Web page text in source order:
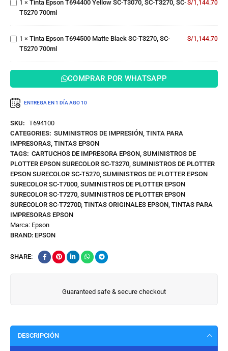
700ml
SC-
SC-
T5270
700ml
1 × Tinta Epson T694400 Yellow SC-T3070, SC-T3270, SC-
T5270 700ml
S/1,144.70
T694500
Black
SC-
T3270,
T5270
1 × Tinta Epson T694500 Matte Black SC-T3270, SC-
T5270 700ml
S/1,144.70
COMPRAR POR WHATSAPP
ENTREGA EN 1 DÍA AGO 10
SKU: T694100
CATEGORIES: SUMINISTROS DE IMPRESIÓN TINTA PARA
IMPRESORAS TINTAS EPSON
TAGS: CARTUCHOS DE IMPRESORA EPSON SUMINISTROS DE
PLOTTER EPSON SURECOLOR SC-T3270 SUMINISTROS DE PLOTTER
EPSON SURECOLOR SC-T5270 SUMINISTROS DE PLOTTER EPSON
SURECOLOR SC-T7000 SUMINISTROS DE PLOTTER EPSON
SURECOLOR SC-T7270 SUMINISTROS DE PLOTTER EPSON
SURECOLOR SC-T7270D, TINTAS ORIGINALES EPSON TINTAS PARA
IMPRESORAS EPSON
Marca: Epson
BRAND: EPSON
SHARE:
Guaranteed safe & secure checkout
DESCRIPCIÓN